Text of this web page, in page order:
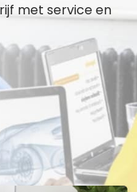
met service en